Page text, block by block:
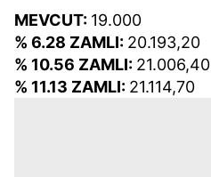
MEVCUT: 19.000
% 6.28 ZAMLI: 20.193,20
% 10.56 ZAMLI: 21.006,40
% 11.13 ZAMLI: 21.114,70